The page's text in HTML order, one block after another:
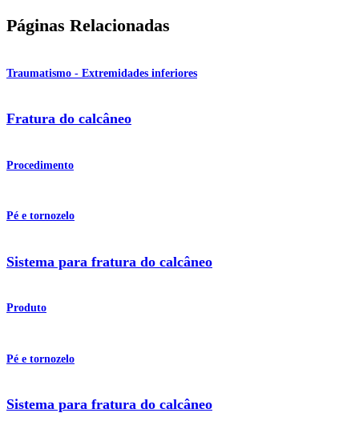
Páginas Relacionadas
Traumatismo - Extremidades inferiores
Fratura do calcâneo
Procedimento
Pé e tornozelo
Sistema para fratura do calcâneo
Produto
Pé e tornozelo
Sistema para fratura do calcâneo